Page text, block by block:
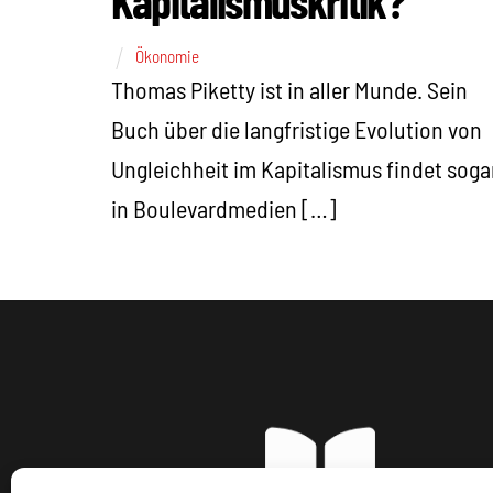
Ökonomie
Thomas Piketty ist in aller Munde. Sein
Buch über die langfristige Evolution von
Ungleichheit im Kapitalismus findet
in Boulevardmedien […]